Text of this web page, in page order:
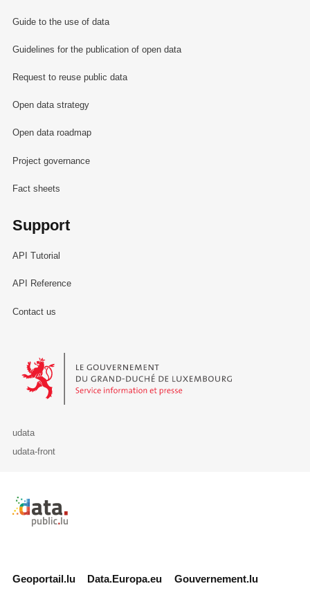
Guide to the use of data
Guidelines for the publication of open data
Request to reuse public data
Open data strategy
Open data roadmap
Project governance
Fact sheets
Support
API Tutorial
API Reference
Contact us
Le Gouvernement du Grand-Duché de Luxembourg - Service
udata
udata-front
Retour à l'accueil de data.public.lu
Geoportail.lu Data.Europa.eu Gouvernement.lu